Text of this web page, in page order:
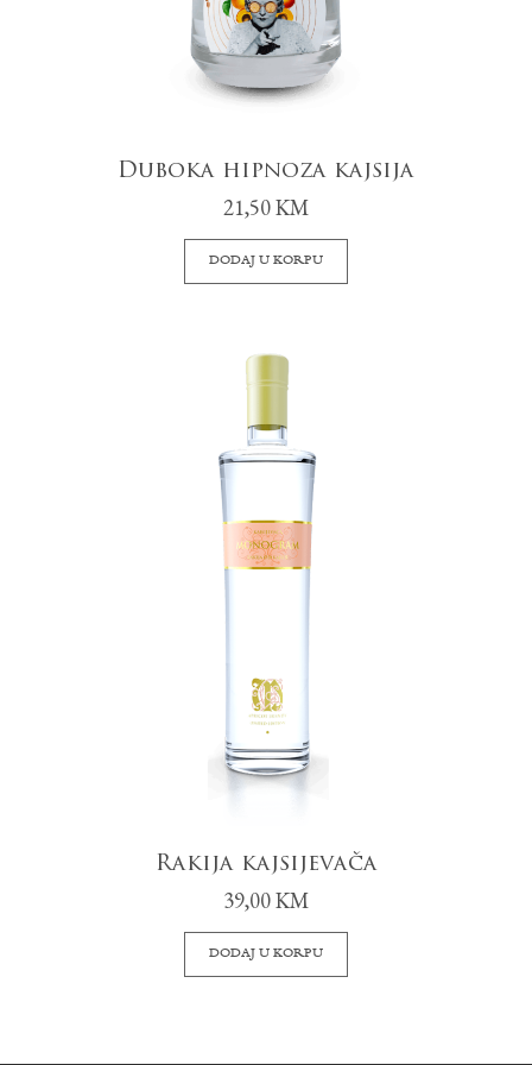
Duboka hipnoza kajsija
21,50KM
DODAJ U KORPU
Rakija kajsijevača
39,00KM
DODAJ U KORPU